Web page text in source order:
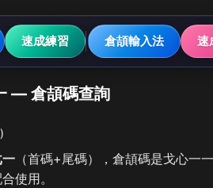
速成練習 倉頡輸入法 速
— 倉頡碼查詢
（首碼+尾碼），倉頡碼是戈心一
使用。